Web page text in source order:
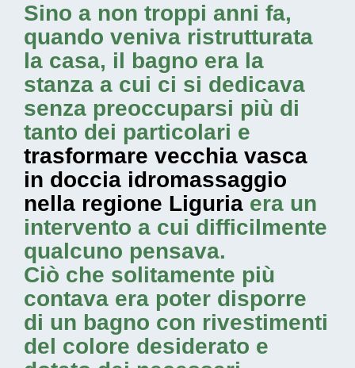
Sino a non troppi anni fa,
quando veniva ristrutturata
la casa, il bagno era la
stanza a cui ci si dedicava
senza preoccuparsi più di
tanto dei particolari e
trasformare vecchia vasca
in doccia idromassaggio
nella regione Liguria era un
intervento a cui difficilmente
qualcuno pensava.
Ciò che solitamente più
contava era poter disporre
di un bagno con rivestimenti
del colore desiderato e